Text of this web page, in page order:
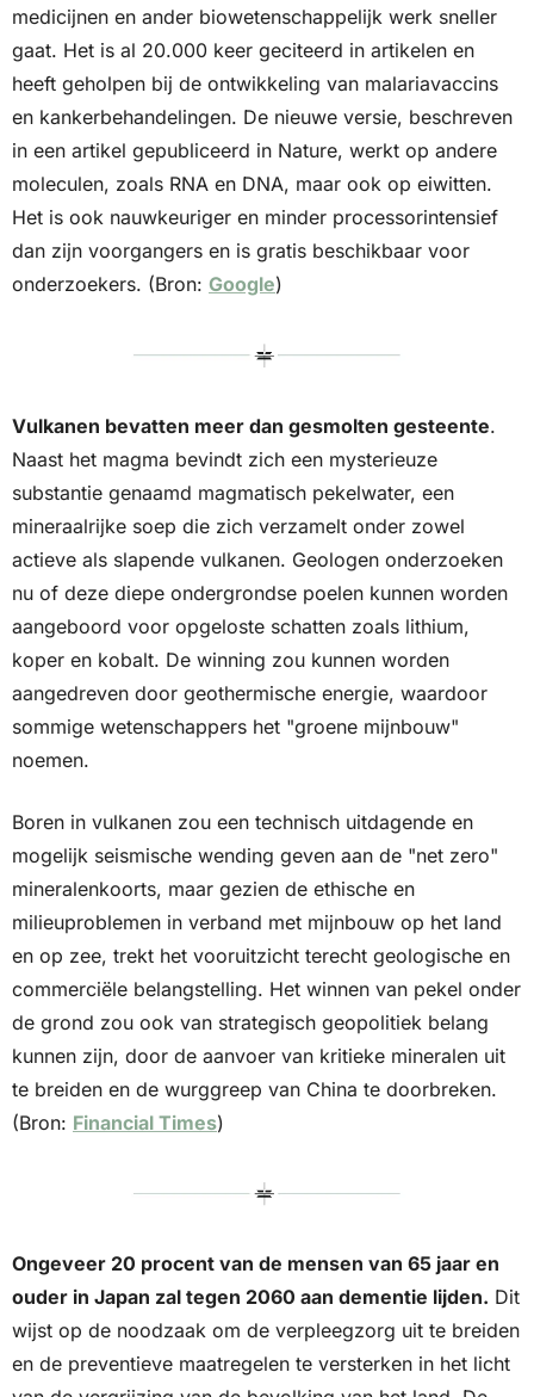
medicijnen en ander biowetenschappelijk werk sneller
gaat. Het is al 20.000 keer geciteerd in artikelen en
heeft geholpen bij de ontwikkeling van malariavaccins
en kankerbehandelingen. De nieuwe versie, beschreven
in een artikel gepubliceerd in Nature, werkt op andere
moleculen, zoals RNA en DNA, maar ook op eiwitten.
Het is ook nauwkeuriger en minder processorintensief
dan zijn voorgangers en is gratis beschikbaar voor
onderzoekers. (Bron: Google)
Vulkanen bevatten meer dan gesmolten gesteente.
Naast het magma bevindt zich een mysterieuze
substantie genaamd magmatisch pekelwater, een
mineraalrijke soep die zich verzamelt onder zowel
actieve als slapende vulkanen. Geologen onderzoeken
nu of deze diepe ondergrondse poelen kunnen worden
aangeboord voor opgeloste schatten zoals lithium,
koper en kobalt. De winning zou kunnen worden
aangedreven door geothermische energie, waardoor
sommige wetenschappers het "groene mijnbouw"
noemen.
Boren in vulkanen zou een technisch uitdagende en
mogelijk seismische wending geven aan de "net zero"
mineralenkoorts, maar gezien de ethische en
milieuproblemen in verband met mijnbouw op het land
en op zee, trekt het vooruitzicht terecht geologische en
commerciële belangstelling. Het winnen van pekel onder
de grond zou ook van strategisch geopolitiek belang
kunnen zijn, door de aanvoer van kritieke mineralen uit
te breiden en de wurggreep van China te doorbreken.
(Bron: Financial Times)
Ongeveer 20 procent van de mensen van 65 jaar en
ouder in Japan zal tegen 2060 aan dementie lijden. Dit
wijst op de noodzaak om de verpleegzorg uit te breiden
en de preventieve maatregelen te versterken in het licht